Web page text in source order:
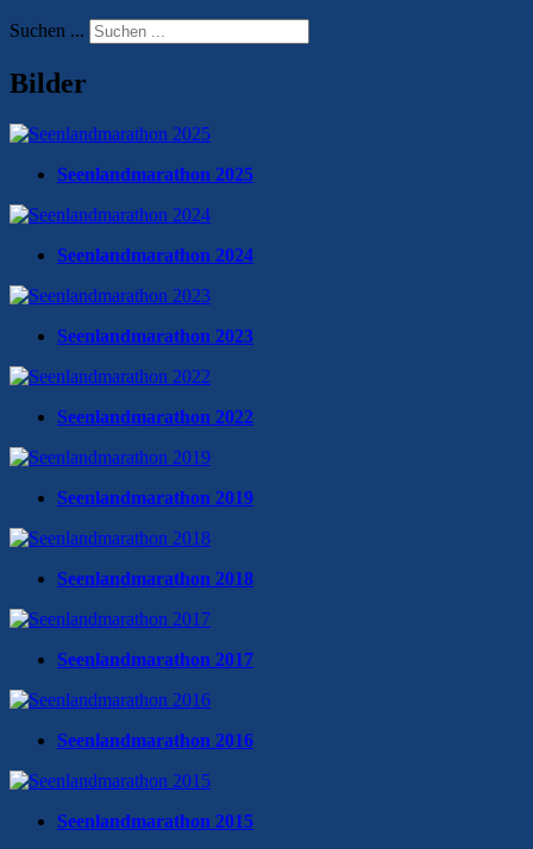
Suchen ...
Bilder
Seenlandmarathon 2025
Seenlandmarathon 2024
Seenlandmarathon 2023
Seenlandmarathon 2022
Seenlandmarathon 2019
Seenlandmarathon 2018
Seenlandmarathon 2017
Seenlandmarathon 2016
Seenlandmarathon 2015